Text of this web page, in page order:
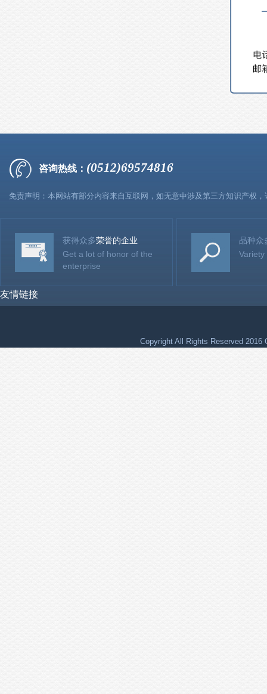
咨询热线： (0512)69574816
免责声明：本网站有部分内容来自互联网，如无意中涉及第三方知识产权
获得众多荣誉的企业
Get a lot of honor of the
enterprise
品种众
友情链接
Copyright All Rights Reserved 2016